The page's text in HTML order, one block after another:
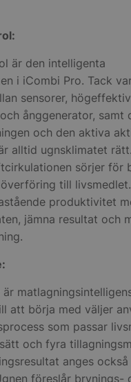
är den intelligenta
i iCombi Pro. Tack
sensorer,
ånggenerator, samt
och den aktiva
alltid ugnsklimatet
sörjer för
till
produktivitet
jämna resultat och
att börja med väljer
som passar
och fyra
anges också
föreslår brynings-